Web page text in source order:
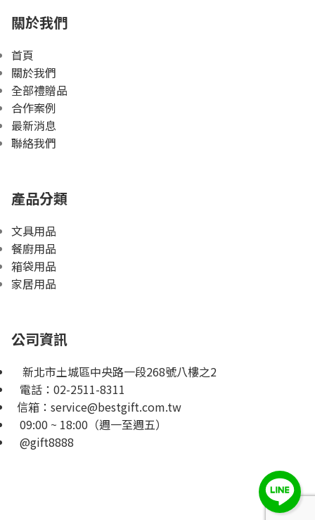
關於我們
首頁
關於我們
全部禮贈品
合作案例
最新消息
聯絡我們
產品分類
文具用品
餐廚用品
箱袋用品
家居用品
公司資訊
新北市土城區中央路一段268號八樓之2
電話： 02-2511-8311
信箱： service@bestgift.com.tw
09:00 ~ 18:00（週一至週五）
@gift8888